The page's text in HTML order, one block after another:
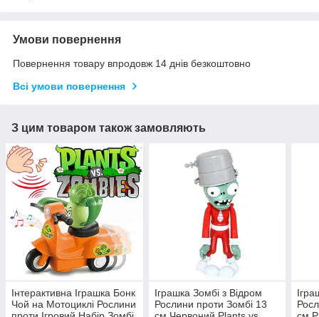
Умови повернення
Повернення товару впродовж 14 днів безкоштовно
Всі умови повернення
З цим товаром також замовляють
Інтерактивна Іграшка Бонк
Чой на Мотоциклі Рослини
Іграшка Зомбі з Відром
Рослини проти Зомбі 13